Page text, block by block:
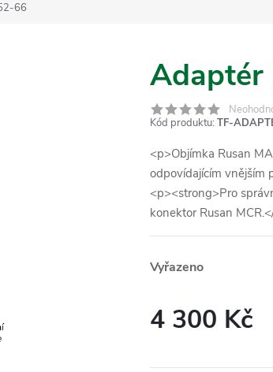
66
Adaptér
Kód produktu: TF-
<p>Objímka Rusan
odpovídajícím vnějším
<p><strong>Pro
konektor Rusan
Vyřazeno
4 300 Kč